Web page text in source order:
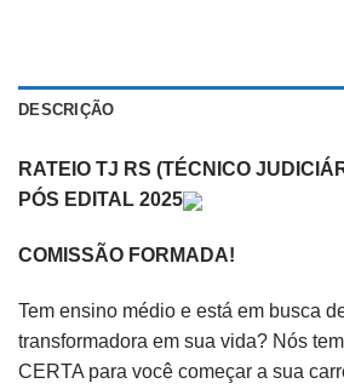
DESCRIÇÃO
RATEIO TJ RS (TÉCNICO
PÓS EDITAL 2025
COMISSÃO FORMADA!
Tem ensino médio e está em busca
transformadora em sua vida? Nós
CERTA para você começar a sua